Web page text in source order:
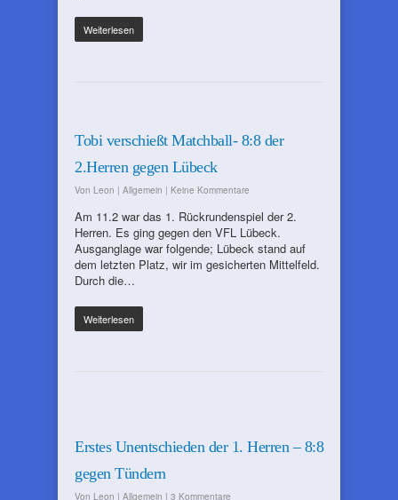
Weiterlesen
Tobi verschießt Matchball- 8:8 der
2.Herren gegen Lübeck
Von Leon | Allgemein | Keine Kommentare
Am 11.2 war das 1. Rückrundenspiel der 2.
Herren. Es ging gegen den VFL Lübeck.
Ausganglage war folgende; Lübeck stand auf
dem letzten Platz, wir im gesicherten Mittelfeld.
Durch die…
Weiterlesen
Erstes Unentschieden der 1. Herren – 8:8
gegen Tündern
Von Leon | Allgemein | 3 Kommentare